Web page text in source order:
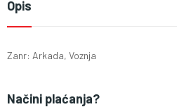
Opis
Zanr: Arkada, Voznja
Načini plaćanja?